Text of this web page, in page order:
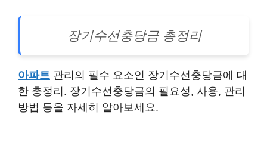
장기수선충당금 총정리
아파트 관리의 필수 요소인 장기수선충당금에 대
한 총정리. 장기수선충당금의 필요성, 사용, 관리
방법 등을 자세히 알아보세요.